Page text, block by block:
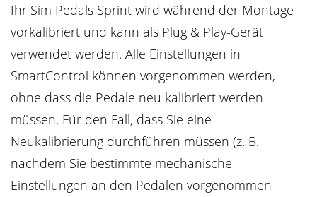
Ihr Sim Pedals Sprint wird während der Montage
vorkalibriert und kann als Plug & Play-Gerät
verwendet werden. Alle Einstellungen in
SmartControl können vorgenommen werden,
ohne dass die Pedale neu kalibriert werden
müssen. Für den Fall, dass Sie eine
Neukalibrierung durchführen müssen (z. B.
nachdem Sie bestimmte mechanische
Einstellungen an den Pedalen vorgenommen